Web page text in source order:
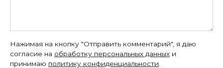
Нажимая на кнопку "Отправить комментарий", я даю
согласие на обработку персональных данных и
принимаю политику конфиденциальности